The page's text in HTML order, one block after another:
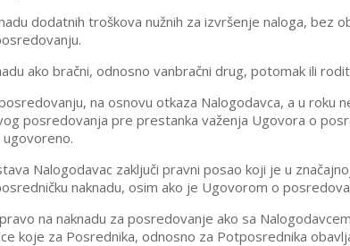
dodatnih troškova nužnih za izvršenje naloga,
ako bračni, odnosno vanbračni drug, potomak ili
na osnovu otkaza Nalogodavca, a u
posredovanja pre prestanka važenja Ugovora o
Nalogodavac zaključi pravni posao koji je u
naknadu, osim ako je Ugovorom o
na naknadu za posredovanje ako sa
koje za Posrednika, odnosno za Potposrednika